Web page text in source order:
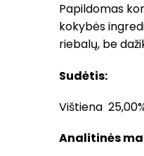
Papildomas
kokybės
riebalų, be
Sudėtis:
Vištiena
Analitinės